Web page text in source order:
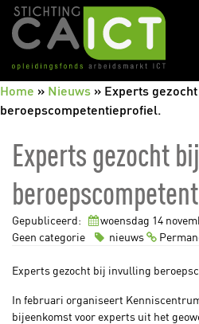
CAICT
Home » Nieuws » Experts
beroepscompetentieprofiel.
Experts gezocht
Gepubliceerd: woensdag 14
Geen categorie
nieuws
Experts gezocht bij invulling
In februari organiseert
bijeenkomst voor experts uit het